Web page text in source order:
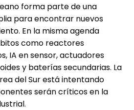
forma parte de una
para encontrar nuevos
En la misma agenda
como reactores
IA en sensor, actuadores
y baterías secundarias. La
del Sur está intentando
serán críticos en la